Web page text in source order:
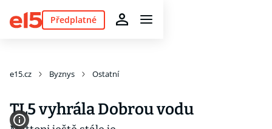
Předplatné
e15.cz Byznys Ostatní
TL5 vyhrála Dobrou vodu